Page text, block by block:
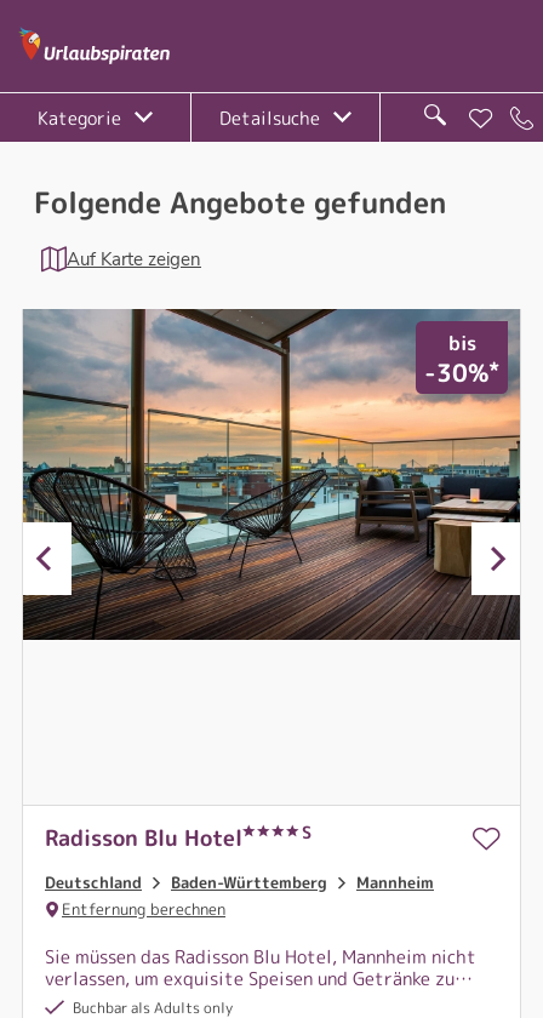
Kategorie Detailsuche
Folgende Angebote gefunden
Auf Karte zeigen
bis
-30%*
Radisson Blu Hotel S
Deutschland Baden-Württemberg
Mannheim
Entfernung berechnen
Sie müssen das Radisson Blu Hotel, Mannheim nicht
verlassen, um exquisite Speisen und Getränke zu
genießen: Sie finden sie direkt vor Ort - mit einem
Buchbar als Adults only